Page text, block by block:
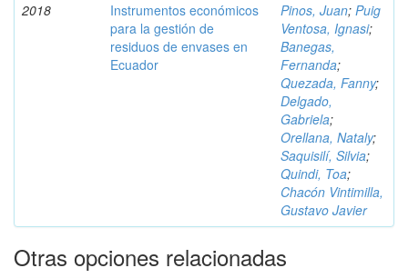
2018
Instrumentos económicos
para la gestión de
residuos de envases en
Ecuador
Pinos, Juan; Puig
Ventosa, Ignasi;
Banegas,
Fernanda;
Quezada, Fanny;
Delgado,
Gabriela;
Orellana, Nataly;
Saquisilí, Silvia;
Quindi, Toa;
Chacón Vintimilla,
Gustavo Javier
Otras opciones relacionadas